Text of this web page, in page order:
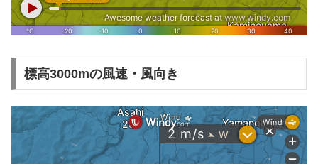
標高3000mの風速・風向き